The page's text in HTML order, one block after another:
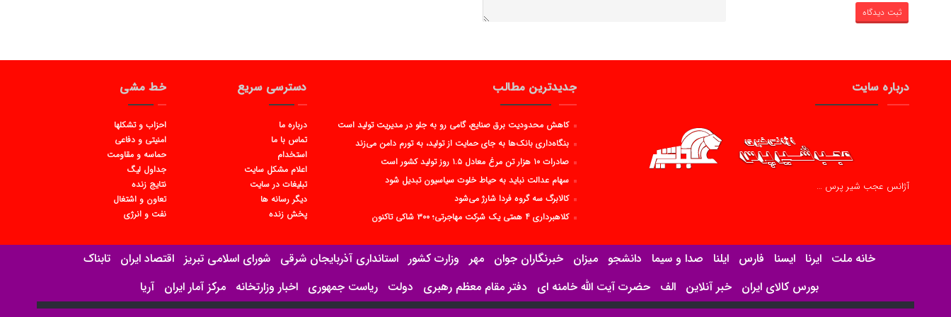
درباره سایت
آژانس عجب شیر پرس …
جدیدترین مطالب
کاهش محدودیت برق صنایع، گامی رو به جلو در مدیریت تولید است
بنگاه‌داری بانک‌ها به جای حمایت از تولید، به تورم دامن می‌زند
صادرات ۱۰ هزار تن مرغ معادل ۱.۵ روز تولید کشور است
سهام عدالت نباید به حیاط خلوت سیاسیون تبدیل شود
کالابرگ سه گروه فردا شارژ می‌شود
کلاهبرداری ۴ همتی یک شرکت مهاجرتی؛ ۳۰۰ شاکی تاکنون
دسترسی سریع
درباره ما
تماس با ما
استخدام
اعلام مشکل سایت
تبلیغات در سایت
دیگر رسانه ها
پخش زنده
خط مشی
احزاب و تشکلها
امنیتی و دفاعی
حماسه و مقاومت
جداول لیگ
نتایج زنده
تعاون و اشتغال
نفت و انرژی
خانه ملت ایرنا ایسنا فارس ایلنا صدا و سیما دانشجو میزان خبرنگاران جوان مهر وزارت کشور استانداری آذربایجان شرقی شورای اسلامی تبریز اقتصاد ایران
تابناک
بورس کالای ایران
خبر آنلاین الف حضرت آیت الله خامنه ای دفتر مقام معظم رهبری دولت ریاست جمهوری اخبار وزارتخانه مرکز آمار ایران آریا